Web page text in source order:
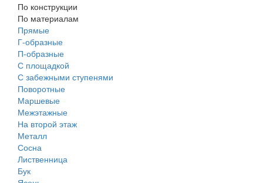
По конструкции
По материалам
Прямые
Г-образные
П-образные
С площадкой
С забежными ступенями
Поворотные
Маршевые
Межэтажные
На второй этаж
Металл
Сосна
Лиственница
Бук